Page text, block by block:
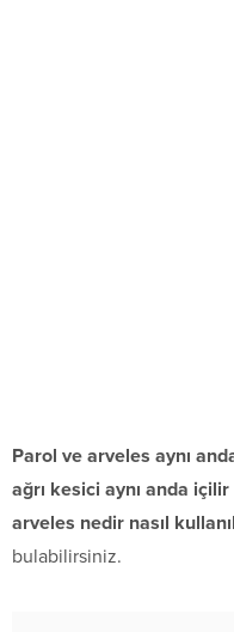
Parol ve arveles aynı
ağrı kesici aynı anda içilir
arveles nedir nasıl
bulabilirsiniz.